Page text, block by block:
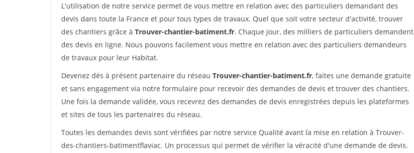
L'utilisation de notre service permet de vous mettre en relation avec des particuliers demandant des
devis dans toute la France et pour tous types de travaux. Quel que soit votre secteur d'activité, trouver
des chantiers grâce à Trouver-chantier-batiment.fr. Chaque jour, des milliers de particuliers demandent
des devis en ligne. Nous pouvons facilement vous mettre en relation avec des particuliers demandeurs
de travaux pour leur Habitat.
Devenez dès à présent partenaire du réseau Trouver-chantier-batiment.fr, faites une demande gratuite
et sans engagement via notre formulaire pour recevoir des demandes de devis et trouver des chantiers.
Une fois la demande validée, vous recevrez des demandes de devis enregistrées depuis les plateformes
et sites de tous les partenaires du réseau.
Toutes les demandes devis sont vérifiées par notre service Qualité avant la mise en relation à Trouver-
des-chantiers-batimentflaviac. Un processus qui permet de vérifier la véracité d'une demande de devis.